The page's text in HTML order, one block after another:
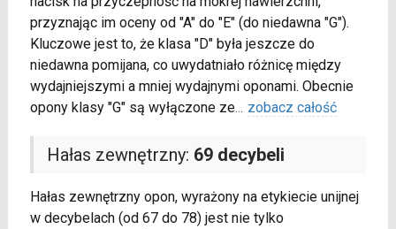
przyznając im oceny od "A" do "E" (do niedawna "G").
Kluczowe jest to, że klasa "D" była jeszcze do
niedawna pomijana, co uwydatniało różnicę między
wydajniejszymi a mniej wydajnymi oponami. Obecnie
opony klasy "G" są wyłączone ze... zobacz całość
Hałas zewnętrzny: 69 decybeli
Hałas zewnętrzny opon, wyrażony na etykiecie unijnej
w decybelach (od 67 do 78) jest nie tylko